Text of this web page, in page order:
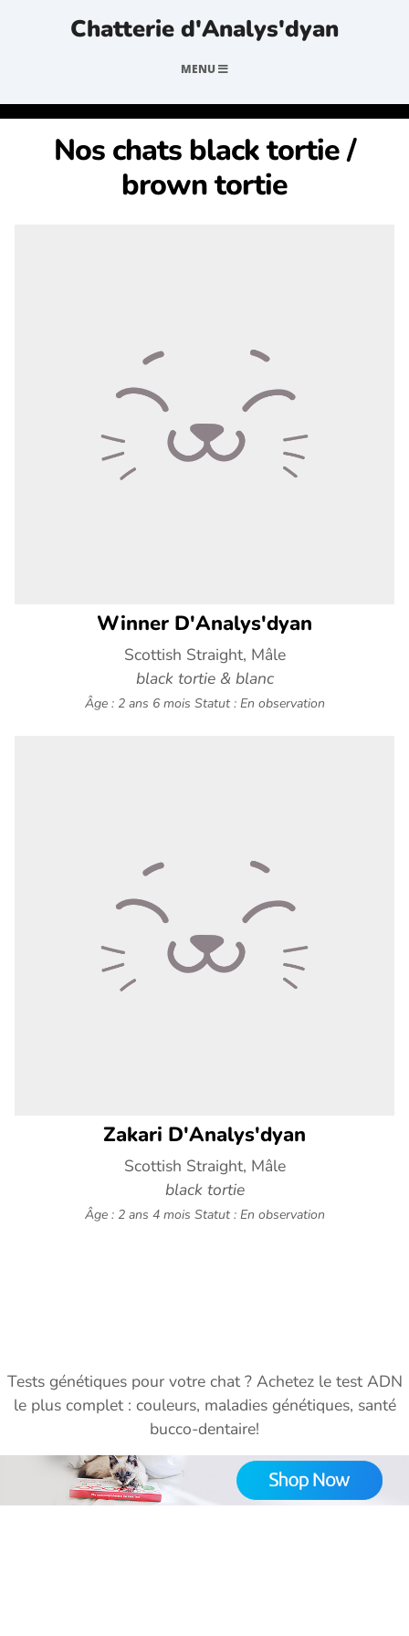
Chatterie d'Analys'dyan
MENU
Nos chats black tortie /
brown tortie
Winner D'Analys'dyan
Scottish Straight, Mâle
black tortie & blanc
Âge : 2 ans 6 mois Statut : En observation
Zakari D'Analys'dyan
Scottish Straight, Mâle
black tortie
Âge : 2 ans 4 mois Statut : En observation
Tests génétiques pour votre chat ? Achetez le test ADN
le plus complet : couleurs, maladies génétiques, santé
bucco-dentaire!